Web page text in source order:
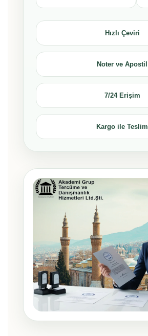
Hızlı Çeviri
Noter ve Apostil
7/24 Erişim
Kargo ile Teslim